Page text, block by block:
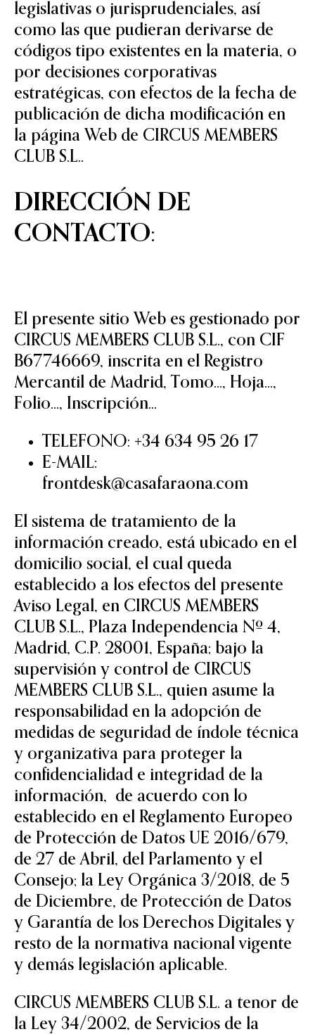
legislativas o jurisprudenciales, así
como las que pudieran derivarse de
códigos tipo existentes en la materia, o
por decisiones corporativas
estratégicas, con efectos de la fecha de
publicación de dicha modificación en
la página Web de CIRCUS MEMBERS
CLUB S.L..
DIRECCIÓN DE
CONTACTO:
El presente sitio Web es gestionado por
CIRCUS MEMBERS CLUB S.L., con CIF
B67746669, inscrita en el Registro
Mercantil de Madrid, Tomo…, Hoja…,
Folio…, Inscripción…
TELEFONO: +34 634 95 26 17
E-MAIL:
frontdesk@casafaraona.com
El sistema de tratamiento de la
información creado, está ubicado en el
domicilio social, el cual queda
establecido a los efectos del presente
Aviso Legal, en CIRCUS MEMBERS
CLUB S.L., Plaza Independencia Nº 4,
Madrid, C.P. 28001, España; bajo la
supervisión y control de CIRCUS
MEMBERS CLUB S.L., quien asume la
responsabilidad en la adopción de
medidas de seguridad de índole técnica
y organizativa para proteger la
confidencialidad e integridad de la
información, de acuerdo con lo
establecido en el Reglamento Europeo
de Protección de Datos UE 2016/679,
de 27 de Abril, del Parlamento y el
Consejo; la Ley Orgánica 3/2018, de 5
de Diciembre, de Protección de Datos
y Garantía de los Derechos Digitales y
resto de la normativa nacional vigente
y demás legislación aplicable.
CIRCUS MEMBERS CLUB S.L. a tenor de
la Ley 34/2002, de Servicios de la